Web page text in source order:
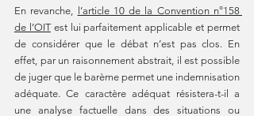
En revanche,
l’article 10 de la Convention n°158
de l’OIT est lui parfaitement applicable et permet
de considérer que le débat n’est pas clos. En
effet, par un raisonnement abstrait, il est possible
de juger que le barème permet une indemnisation
adéquate. Ce caractère adéquat résistera-t-il a
une analyse factuelle dans des situations ou